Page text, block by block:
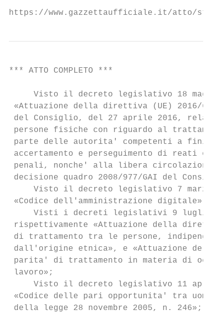
https://www.gazzettaufficiale.it/atto/
*** ATTO COMPLETO ***
Visto il decreto legislativo 18
«Attuazione della direttiva (UE) 2016/680
del Consiglio, del 27 aprile 2016,
persone fisiche con riguardo al
parte delle autorita' competenti a fini di
accertamento e perseguimento di reati o
penali, nonche' alla libera circolazione
decisione quadro 2008/977/GAI del
Visto il decreto legislativo 7 marzo
«Codice dell'amministrazione digitale»;
Visti i decreti legislativi 9 luglio
rispettivamente «Attuazione della
di trattamento tra le persone,
dall'origine etnica», e «Attuazione della
parita' di trattamento in materia di
lavoro»;
Visto il decreto legislativo 11
«Codice delle pari opportunita' tra uomo
della legge 28 novembre 2005, n. 246»;